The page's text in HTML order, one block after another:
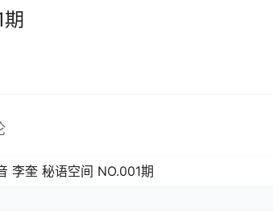
李奎 秘语空间 NO.001期